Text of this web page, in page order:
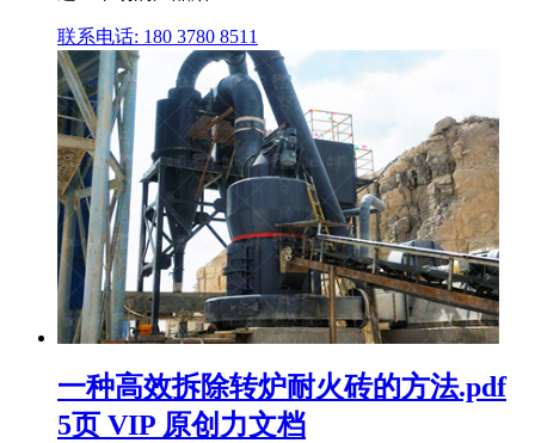
联系电话: 180 3780 8511
一种高效拆除转炉耐火砖的方法.pdf
5页 VIP 原创力文档